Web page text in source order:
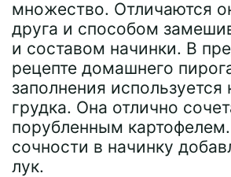
множество. Отличаются
друга и способом
и составом начинки. В
рецепте домашнего
заполнения используется
грудка. Она отлично
порубленным
сочности в начинку
лук.